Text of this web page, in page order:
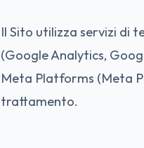
Il Sito utilizza servizi di
(Google Analytics,
Meta Platforms (Meta
trattamento.